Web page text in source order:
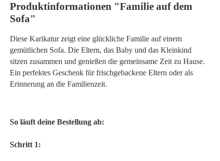
Produktinformationen "Familie auf dem
Sofa"
Diese Karikatur zeigt eine glückliche Familie auf einem
gemütlichen Sofa. Die Eltern, das Baby und das Kleinkind
sitzen zusammen und genießen die gemeinsame Zeit zu Hause.
Ein perfektes Geschenk für frischgebackene Eltern oder als
Erinnerung an die Familienzeit.
So läuft deine Bestellung ab:
Schritt 1: